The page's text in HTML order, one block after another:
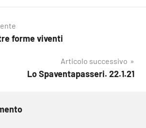
forme viventi
Articolo successivo
Lo Spaventapasseri. 22.1.21